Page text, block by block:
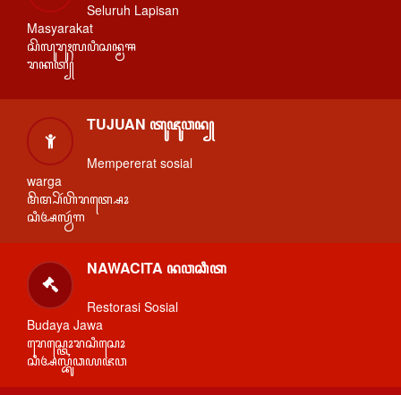
Seluruh Lapisan
Masyarakat
ꦱꦼꦭꦸꦫꦸꦃꦭꦥꦶꦱꦤ꧀ꦩꦯ
ꦫꦏꦠ꧀
TUJUAN ꦠꦸꦗꦸꦮꦤ꧀
Mempererat sosial
warga
ꦩꦼꦩ꧀ꦥꦼꦂꦲꦼꦫꦠ꧀ꦱꦺꦴ
ꦱꦶꦄꦭ꧀ꦮꦂꦒ
NAWACITA ꦤꦮꦕꦶꦠ
Restorasi Sosial
Budaya Jawa
ꦫꦺꦱ꧀ꦠꦺꦴꦫꦱꦶꦱꦺꦴ
ꦱꦶꦄꦭ꧀ꦧꦸꦣꦪꦗꦮ